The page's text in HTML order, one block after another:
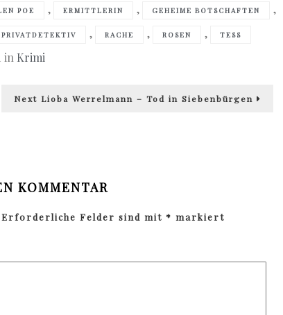
POE , ERMITTLERIN , GEHEIME BOTSCHAFTEN ,
PRIVATDETEKTIV , RACHE , ROSEN , TESS
in Krimi
Next Next
Lioba Werrelmann – Tod in Siebenbürgen
KOMMENTAR
Erforderliche Felder sind mit * markiert